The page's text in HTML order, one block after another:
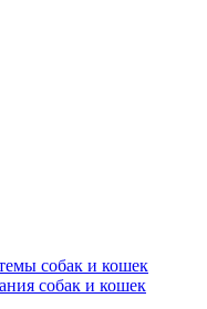
собак и кошек
собак и кошек